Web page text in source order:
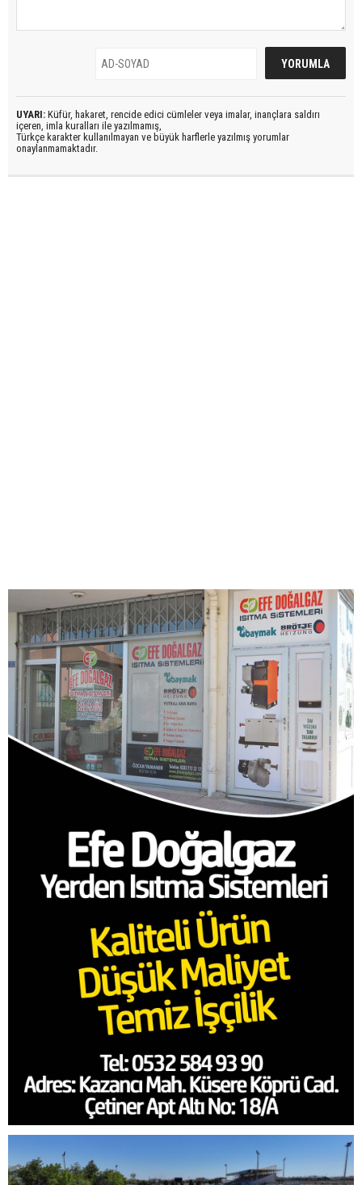
UYARI: Küfür, hakaret, rencide edici cümleler veya imalar, inançlara saldırı
içeren, imla kuralları ile yazılmamış,
Türkçe karakter kullanılmayan ve büyük harflerle yazılmış yorumlar
onaylanmamaktadır.